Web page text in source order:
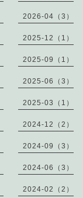
2026-04（3）
2025-12（1）
2025-09（1）
2025-06（3）
2025-03（1）
2024-12（2）
2024-09（3）
2024-06（3）
2024-02（2）